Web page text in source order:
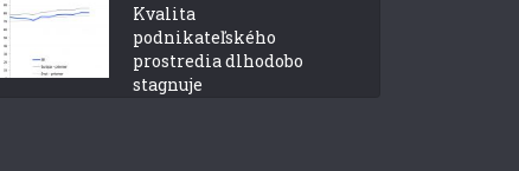
Kvalita
podnikateľského
prostredia dlhodobo
stagnuje